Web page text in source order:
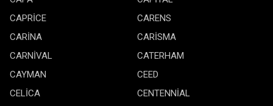
CAPRİCE
CARENS
CARİNA
CARİSMA
CARNİVAL
CATERHAM
CAYMAN
CEED
CELİCA
CENTENNİAL